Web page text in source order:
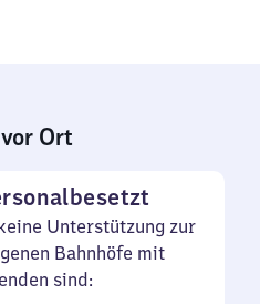
Ort
Unterstützung zur
Bahnhöfe mit
sind: